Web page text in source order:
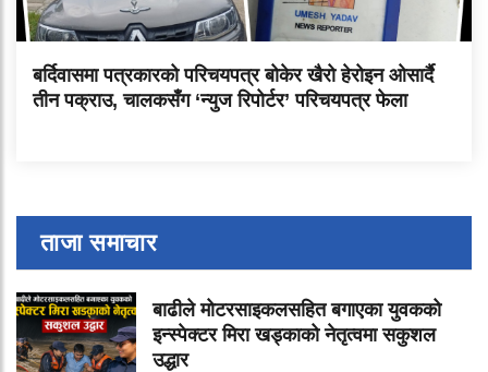
बर्दिवासमा पत्रकारको परिचयपत्र बोकेर खैरो हेरोइन ओसार्दै
तीन पक्राउ, चालकसँग ‘न्युज रिपोर्टर’ परिचयपत्र फेला
ताजा समाचार
बाढीले मोटरसाइकलसहित बगाएका युवकको
इन्स्पेक्टर मिरा खड्काको नेतृत्वमा सकुशल
उद्धार